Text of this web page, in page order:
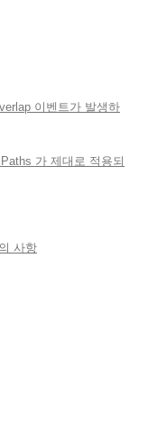
이벤트가 발생하
가 제대로 적용되
사항